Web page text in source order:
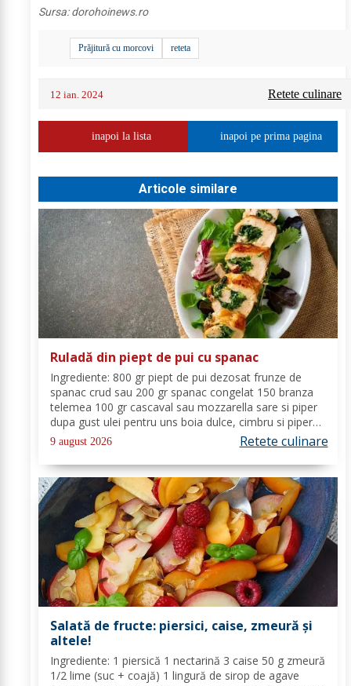
Sursa:dorohoinews.ro
Prăjitură cu morcovi reteta
12 ian. 2024 Retete culinare
inapoi la lista inapoi pe prima pagina
Articole similare
Ruladă din piept de pui cu spanac
Ingrediente: 800 gr piept de pui dezosat frunze de
spanac crud sau 200 gr spanac congelat 150 branza
telemea 100 gr cascaval sau mozzarella sare si piper
dupa gust ulei pentru uns boia dulce, cimbru si piper
alb pentru crusta vin alb (150 ml) Mod de Preparare:
Spalam carnea si o tamponam cu un...
9 august 2026 Retete culinare
Salată de fructe: piersici, caise, zmeură și
altele!
Ingrediente: 1 piersică 1 nectarină 3 caise 50 g zmeură
1/2 lime (suc + coajă) 1 lingură de sirop de agave